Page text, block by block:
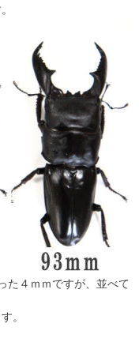
た４ｍｍですが、並べて
。